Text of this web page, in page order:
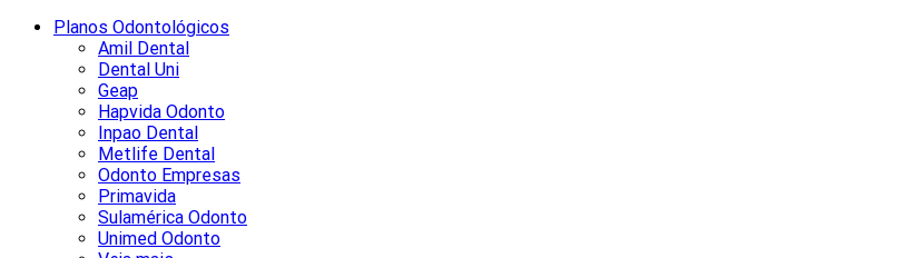
Planos Odontológicos
Amil Dental
Dental Uni
Geap
Hapvida Odonto
Inpao Dental
Metlife Dental
Odonto Empresas
Primavida
Sulamérica Odonto
Unimed Odonto